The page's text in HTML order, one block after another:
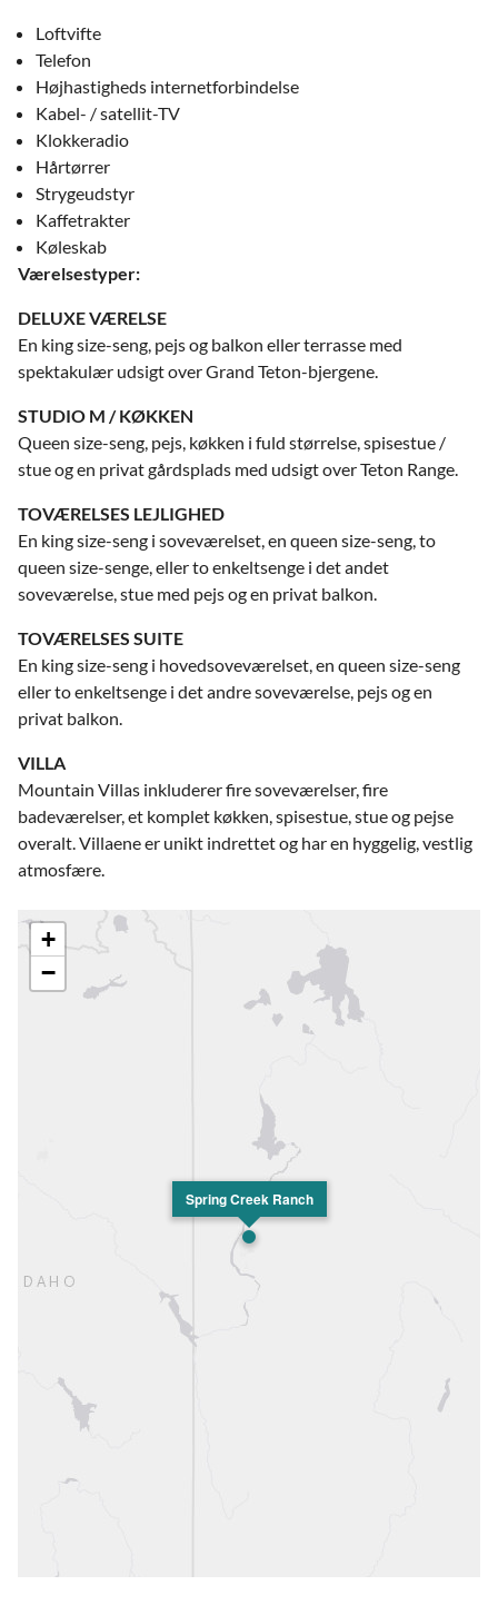
Loftvifte
Telefon
Højhastigheds internetforbindelse
Kabel- / satellit-TV
Klokkeradio
Hårtørrer
Strygeudstyr
Kaffetrakter
Køleskab
Værelsestyper:
DELUXE VÆRELSE
En king size-seng, pejs og balkon eller terrasse med
spektakulær udsigt over Grand Teton-bjergene.
STUDIO M / KØKKEN
Queen size-seng, pejs, køkken i fuld størrelse, spisestue /
stue og en privat gårdsplads med udsigt over Teton Range.
TOVÆRELSES LEJLIGHED
En king size-seng i soveværelset, en queen size-seng, to
queen size-senge, eller to enkeltsenge i det andet
soveværelse, stue med pejs og en privat balkon.
TOVÆRELSES SUITE
En king size-seng i hovedsoveværelset, en queen size-seng
eller to enkeltsenge i det andre soveværelse, pejs og en
privat balkon.
VILLA
Mountain Villas inkluderer fire soveværelser, fire
badeværelser, et komplet køkken, spisestue, stue og pejse
overalt. Villaene er unikt indrettet og har en hyggelig, vestlig
atmosfære.
Spring Creek Ranch
+
−